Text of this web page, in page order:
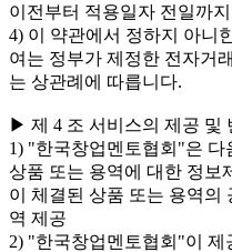
이전부터 적용일자 전일까
4) 이 약관에서 정하지 아니
여는 정부가 제정한 전자거
는 상관례에 따릅니다.
▶ 제 4 조 서비스의 제공 및
1) "한국창업멘토협회"은
상품 또는 용역에 대한 정보
이 체결된 상품 또는 용역의
역 제공
2) "한국창업멘토협회"이